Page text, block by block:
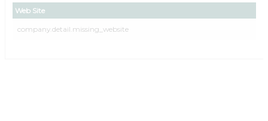
Web Site
company.detail.missing_website